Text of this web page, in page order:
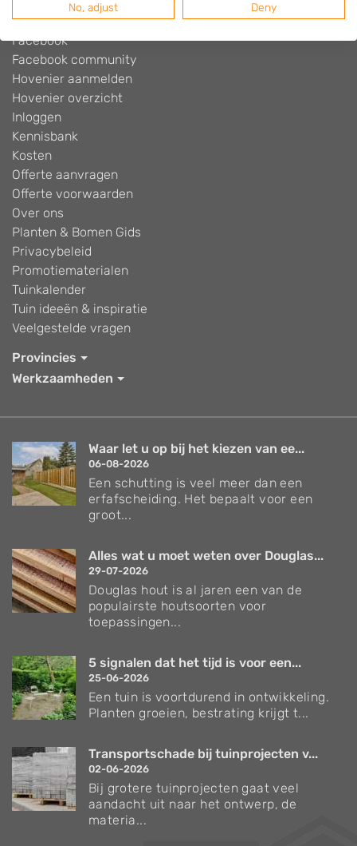
Disclaimer
Facebook
Facebook community
Hovenier aanmelden
Hovenier overzicht
Inloggen
Kennisbank
Kosten
Offerte aanvragen
Offerte voorwaarden
Over ons
Planten & Bomen Gids
Privacybeleid
Promotiematerialen
Tuinkalender
Tuin ideeën & inspiratie
Veelgestelde vragen
Provincies
Werkzaamheden
Waar let u op bij het kiezen van ee...
06-08-2026
Een schutting is veel meer dan een
erfafscheiding. Het bepaalt voor een
groot...
Alles wat u moet weten over Douglas...
29-07-2026
Douglas hout is al jaren een van de
populairste houtsoorten voor
toepassingen...
5 signalen dat het tijd is voor een...
25-06-2026
Een tuin is voortdurend in ontwikkeling.
Planten groeien, bestrating krijgt t...
Transportschade bij tuinprojecten v...
02-06-2026
Bij grotere tuinprojecten gaat veel
aandacht uit naar het ontwerp, de
materia...
No, adjust Deny